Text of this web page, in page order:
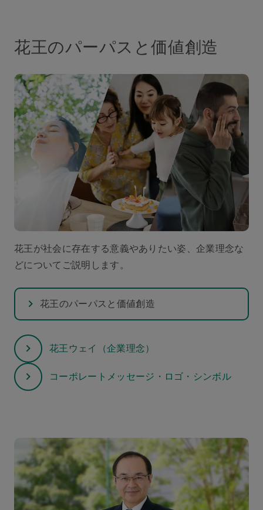
花王のパーパスと価値創造
花王が社会に存在する意義やありたい姿、企業理念な
どについてご説明します。
花王のパーパスと価値創造
花王ウェイ（企業理念）
コーポレートメッセージ・ロゴ・シンボル